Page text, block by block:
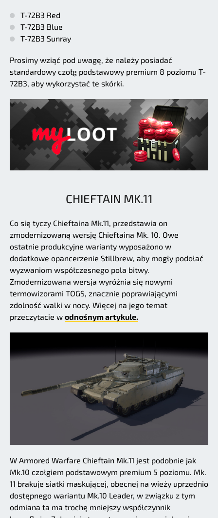
T-72B3 Red
T-72B3 Blue
T-72B3 Sunray
Prosimy wziąć pod uwagę, że należy posiadać
standardowy czołg podstawowy premium 8 poziomu T-
72B3, aby wykorzystać te skórki.
CHIEFTAIN MK.11
Co się tyczy Chieftaina Mk.11, przedstawia on
zmodernizowaną wersję Chieftaina Mk. 10. Owe
ostatnie produkcyjne warianty wyposażono w
dodatkowe opancerzenie Stillbrew, aby mogły podołać
wyzwaniom współczesnego pola bitwy.
Zmodernizowana wersja wyróżnia się nowymi
termowizorami TOGS, znacznie poprawiającymi
zdolność walki w nocy. Więcej na jego temat
przeczytacie w odnośnym artykule.
W Armored Warfare Chieftain Mk.11 jest podobnie jak
Mk.10 czołgiem podstawowym premium 5 poziomu. Mk.
11 brakuje siatki maskującej, obecnej na wieży uprzednio
dostępnego wariantu Mk.10 Leader, w związku z tym
odmiana ta ma trochę mniejszy współczynnik